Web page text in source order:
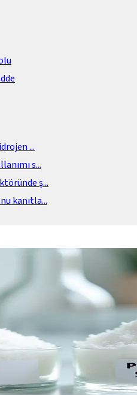
...
s...
ş...
kanıtla...